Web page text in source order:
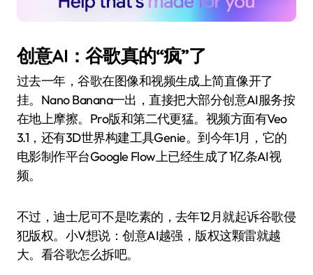
创意AI：谷歌真的“疯”了
过去一年，谷歌在图像和视频生成上简直像开了
挂。Nano Banana一出，直接把大部分创意AI服务按
在地上摩擦。Pro版和第二代更猛。视频方面有Veo
3.1，还有3D世界构建工具Genie。到今年1月，它的
电影制作平台Google Flow上已经生成了1亿条AI视
频。
不过，迪士尼可不是吃素的，去年12月就起诉谷歌侵
犯版权。小V想说：创意AI越强，版权这颗雷就越
大。看谷歌怎么拆吧。